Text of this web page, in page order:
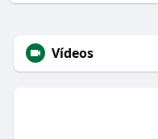
Vídeos